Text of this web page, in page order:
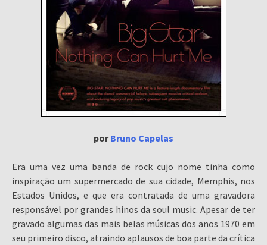
porBruno Capelas
Era uma vez uma banda de rock cujo nome tinha como
inspiração um supermercado de sua cidade, Memphis, nos
Estados Unidos, e que era contratada de uma gravadora
responsável por grandes hinos da soul music. Apesar de ter
gravado algumas das mais belas músicas dos anos 1970 em
seu primeiro disco, atraindo aplausos de boa parte da crítica